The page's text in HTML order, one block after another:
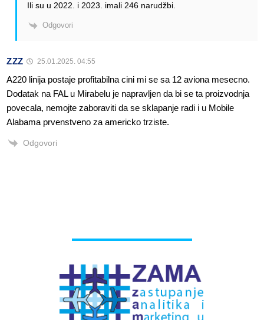
Ili su u 2022. i 2023. imali 246 narudžbi.
Odgovori
ZZZ 25.01.2025. 04:55
A220 linija postaje profitabilna cini mi se sa 12 aviona mesecno.
Dodatak na FAL u Mirabelu je napravljen da bi se ta proizvodnja
povecala, nemojte zaboraviti da se sklapanje radi i u Mobile
Alabama prvenstveno za americko trziste.
Odgovori